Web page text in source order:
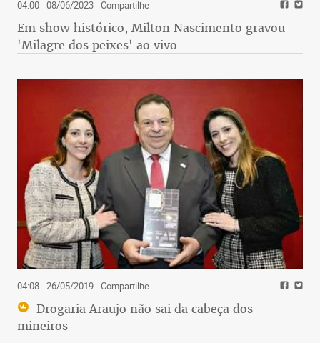
04:00 - 08/06/2023- Compartilhe
Em show histórico, Milton Nascimento gravou
'Milagre dos peixes' ao vivo
04:08 - 26/05/2019- Compartilhe
Drogaria Araujo não sai da cabeça dos
mineiros